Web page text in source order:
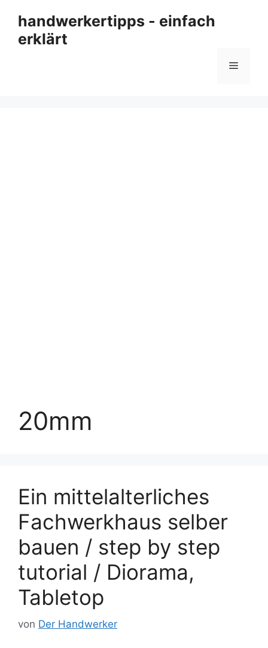
Inhalt
springen
handwerkertipps - einfach
erklärt
Menü
20mm
Ein mittelalterliches
Fachwerkhaus selber
bauen / step by step
tutorial / Diorama,
Tabletop
von Der Handwerker